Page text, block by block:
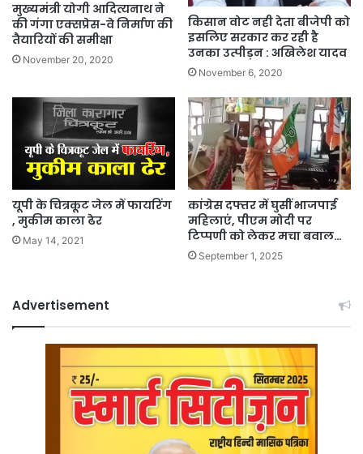
मुख्यमंत्री योगी आदित्यनाथ ने
की गंगा एक्सप्रेस-वे निर्माण की
तैयारियों की समीक्षा
November 20, 2020
किसान वोट नही देता बीजेपी को
इसलिए सरकार कर रही है
उनका उत्पीड़न : अखिलेश यादव
November 6, 2020
यूपी के चित्रकूट जेल में फायरिंग
, मुकीम काला ढेर
May 14, 2021
कांग्रेस दफ्तर में घुसीं भाजपाई
महिलाएं, पीएम मोदी पर
टिप्पणी को लेकर मचा बवाल…
September 1, 2025
Advertisement